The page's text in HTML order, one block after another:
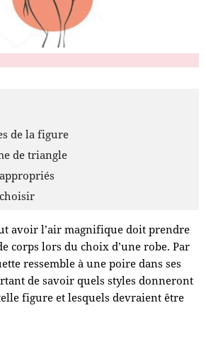
de la figure
de triangle
avoir l’air magnifique doit prendre
corps lors du choix d’une robe. Par
ressemble à une poire dans ses
de savoir quels styles donneront
figure et lesquels devraient être